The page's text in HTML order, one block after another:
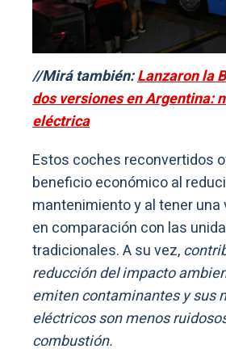
//Mirá también:Lanzaron la
dos versiones en Argentina:
eléctrica
Estos coches reconvertidos
beneficio económico al
mantenimiento y al tener una
en comparación con las
tradicionales. A su vez,
reducción del impacto
emiten contaminantes y sus
eléctricos son menos
combustión.